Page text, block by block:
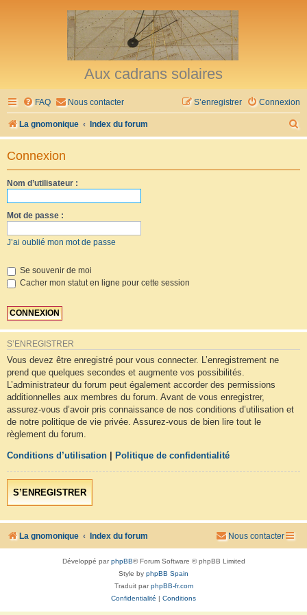
Aux cadrans solaires
FAQ Nous contacter Connexion
S’enregistrer
La gnomonique Index du forum
e
Connexion
Nom d’utilisateur :
Mot de passe :
J’ai oublié mon mot de passe
Se souvenir de moi
Cacher mon statut en ligne pour cette session
S’ENREGISTRER
Vous devez être enregistré pour vous connecter. L’enregistrement ne
prend que quelques secondes et augmente vos possibilités.
L’administrateur du forum peut également accorder des permissions
additionnelles aux membres du forum. Avant de vous enregistrer,
assurez-vous d’avoir pris connaissance de nos conditions d’utilisation et
de notre politique de vie privée. Assurez-vous de bien lire tout le
règlement du forum.
Conditions d’utilisation Politique de confidentialité
S’ENREGISTRER
La gnomonique Index du forum Nous contacter
Développé parphpBB® Forum Software © phpBB Limited
Style by phpBB Spain
Traduit parphpBB-fr.com
Confidentialité
Conditions